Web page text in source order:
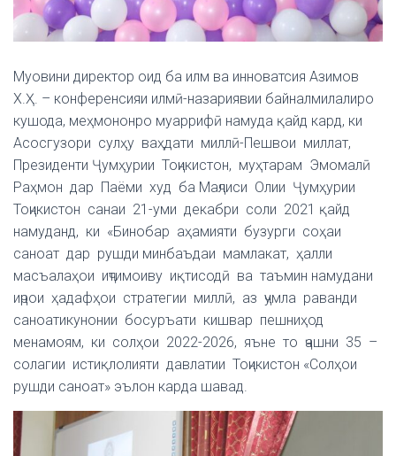
Муовини директор оид ба илм ва инноватсия Азимов
Х.Ҳ. – конференсияи илмӣ-назариявии байналмилалиро
кушода, меҳмононро муаррифӣ намуда қайд кард, ки
Асосгузори сулҳу ваҳдати миллӣ-Пешвои миллат,
Президенти Ҷумҳурии Тоҷикистон, муҳтарам Эмомалӣ
Раҳмон дар Паёми худ ба Маҷлиси Олии Ҷумҳурии
Тоҷикистон санаи 21-уми декабри соли 2021 қайд
намуданд, ки «Бинобар аҳамияти бузурги соҳаи
саноат дар рушди минбаъдаи мамлакат, ҳалли
масъалаҳои иҷтимоиву иқтисодӣ ва таъмин намудани
иҷрои ҳадафҳои стратегии миллӣ, аз ҷумла раванди
саноатикунонии босуръати кишвар пешниҳод
менамоям, ки солҳои 2022-2026, яъне то ҷашни 35 –
солагии истиқлолияти давлатии Тоҷикистон «Солҳои
рушди саноат» эълон карда шавад.